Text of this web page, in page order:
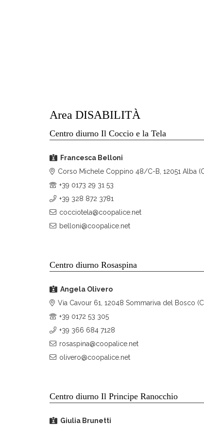
Area DISABILITÀ
Centro diurno Il Coccio e la Tela
Francesca Belloni
Corso Michele Coppino 48/C-B, 12051 Alba
+39 0173 29 31 53
+39 328 872 3781
cocciotela@coopalice.net
belloni@coopalice.net
Centro diurno Rosaspina
Angela Olivero
Via Cavour 61, 12048 Sommariva del Bosco
+39 0172 53 305
+39 366 684 7128
rosaspina@coopalice.net
olivero@coopalice.net
Centro diurno Il Principe Ranocchio
Giulia Brunetti